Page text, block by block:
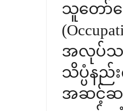
သူတော်
အလုပ်
သိပ္ပံနည်
အဆင့်ဆ